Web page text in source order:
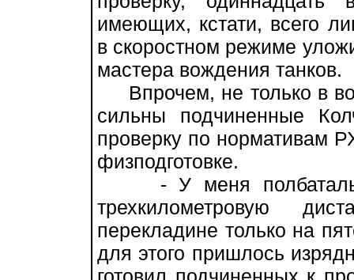
имеющих, кстати, всего
в скоростном режиме
мастера вождения танков.
Впрочем, не только в
сильны подчиненные
проверку по нормативам
физподготовке.
- У меня
трехкилометровую
перекладине только на
для этого пришлось